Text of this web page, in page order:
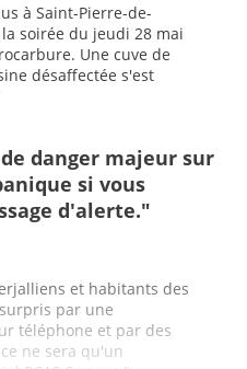
à Saint-Pierre-de-
soirée du jeudi 28 mai
Une cuve de
désaffectée s'est
danger majeur sur
si vous
d'alerte."
et habitants des
par une
téléphone et par des
ne sera qu'un